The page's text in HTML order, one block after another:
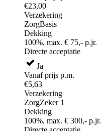
€23,00
Verzekering
ZorgBasis
Dekking
100%, max. € 75,- p.jr.
Directe acceptatie
Ja
Vanaf prijs p.m.
€5,63
Verzekering
ZorgZeker 1
Dekking
100%, max. € 300,- p.jr.